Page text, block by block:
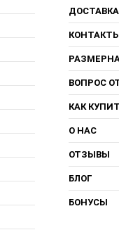
ВОПРОС
КАК
О НАС
ОТЗЫВЫ
БЛОГ
БОНУСЫ